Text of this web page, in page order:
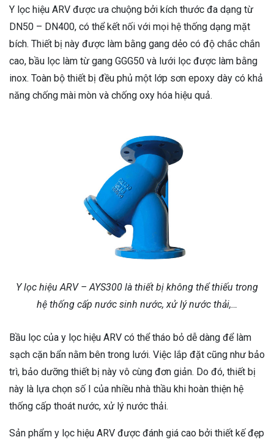
Y lọc hiệu ARV được ưa chuộng bởi kích thước đa dạng từ
DN50 – DN400, có thể kết nối với mọi hệ thống dạng mặt
bích. Thiết bị này được làm bằng gang dẻo có độ chắc chắn
cao, bầu lọc làm từ gang GGG50 và lưới lọc được làm bằng
inox. Toàn bộ thiết bị đều phủ một lớp sơn epoxy dày có khả
năng chống mài mòn và chống oxy hóa hiệu quả.
Y lọc hiệu ARV – AYS300 là thiết bị không thể thiếu trong
hệ thống cấp nước sinh nước, xử lý nước thải,…
Bầu lọc của y lọc hiệu ARV có thể tháo bỏ dễ dàng để làm
sạch cặn bẩn nằm bên trong lưới. Việc lắp đặt cũng như bảo
trì, bảo dưỡng thiết bị này vô cùng đơn giản. Do đó, thiết bị
này là lựa chọn số I của nhiều nhà thầu khi hoàn thiện hệ
thống cấp thoát nước, xử lý nước thải.
Sản phẩm y lọc hiệu ARV được đánh giá cao bởi thiết kế đẹp